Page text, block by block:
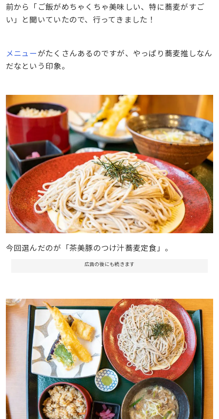
前から「ご飯がめちゃくちゃ美味しい、特に蕎麦がすご
い」と聞いていたので、行ってきました！
メニューがたくさんあるのですが、やっぱり蕎麦推しなん
だなという印象。
今回選んだのが「茶美豚のつけ汁蕎麦定食」。
広告の後にも続きます